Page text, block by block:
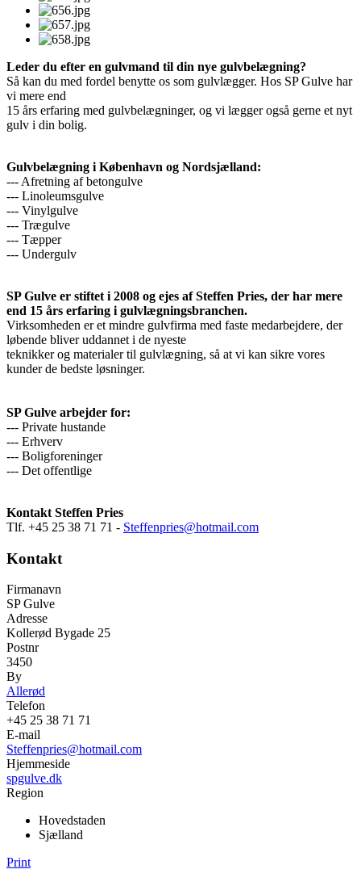
Leder du efter en gulvmand til din nye gulvbelægning?
Så kan du med fordel benytte os som gulvlægger. Hos SP Gulve har
vi mere end
15 års erfaring med gulvbelægninger, og vi lægger også gerne et nyt
gulv i din bolig.
Gulvbelægning i København og Nordsjælland:
--- Afretning af betongulve
--- Linoleumsgulve
--- Vinylgulve
--- Trægulve
--- Tæpper
--- Undergulv
SP Gulve er stiftet i 2008 og ejes af Steffen Pries, der har mere
end 15 års erfaring i gulvlægningsbranchen.
Virksomheden er et mindre gulvfirma med faste medarbejdere, der
løbende bliver uddannet i de nyeste
teknikker og materialer til gulvlægning, så at vi kan sikre vores
kunder de bedste løsninger.
SP Gulve arbejder for:
--- Private hustande
--- Erhverv
--- Boligforeninger
--- Det offentlige
Kontakt Steffen Pries
Tlf. +45 25 38 71 71 - Steffenpries@hotmail.com
Kontakt
Firmanavn
SP Gulve
Adresse
Kollerød Bygade 25
Postnr
3450
By
Allerød
Telefon
+45 25 38 71 71
E-mail
Steffenpries@hotmail.com
Hjemmeside
spgulve.dk
Region
Hovedstaden
Sjælland
Print